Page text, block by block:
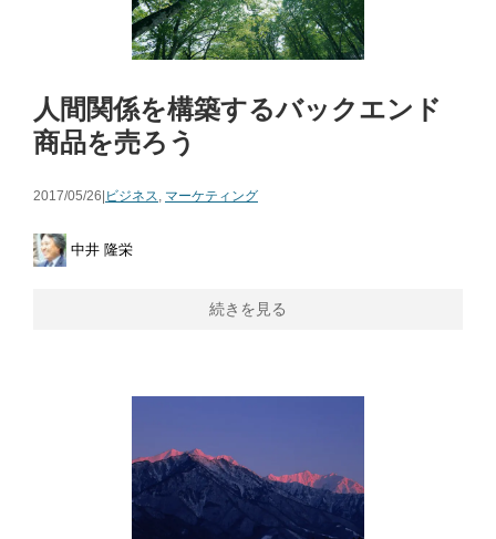
人間関係を構築するバックエンド
商品を売ろう
2017/05/26| ビジネス マーケティング
中井 隆栄
続きを見る